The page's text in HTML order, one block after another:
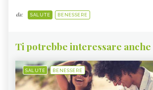
da: SALUTE BENESSERE
Ti potrebbe interessare anche
SALUTE BENESSERE